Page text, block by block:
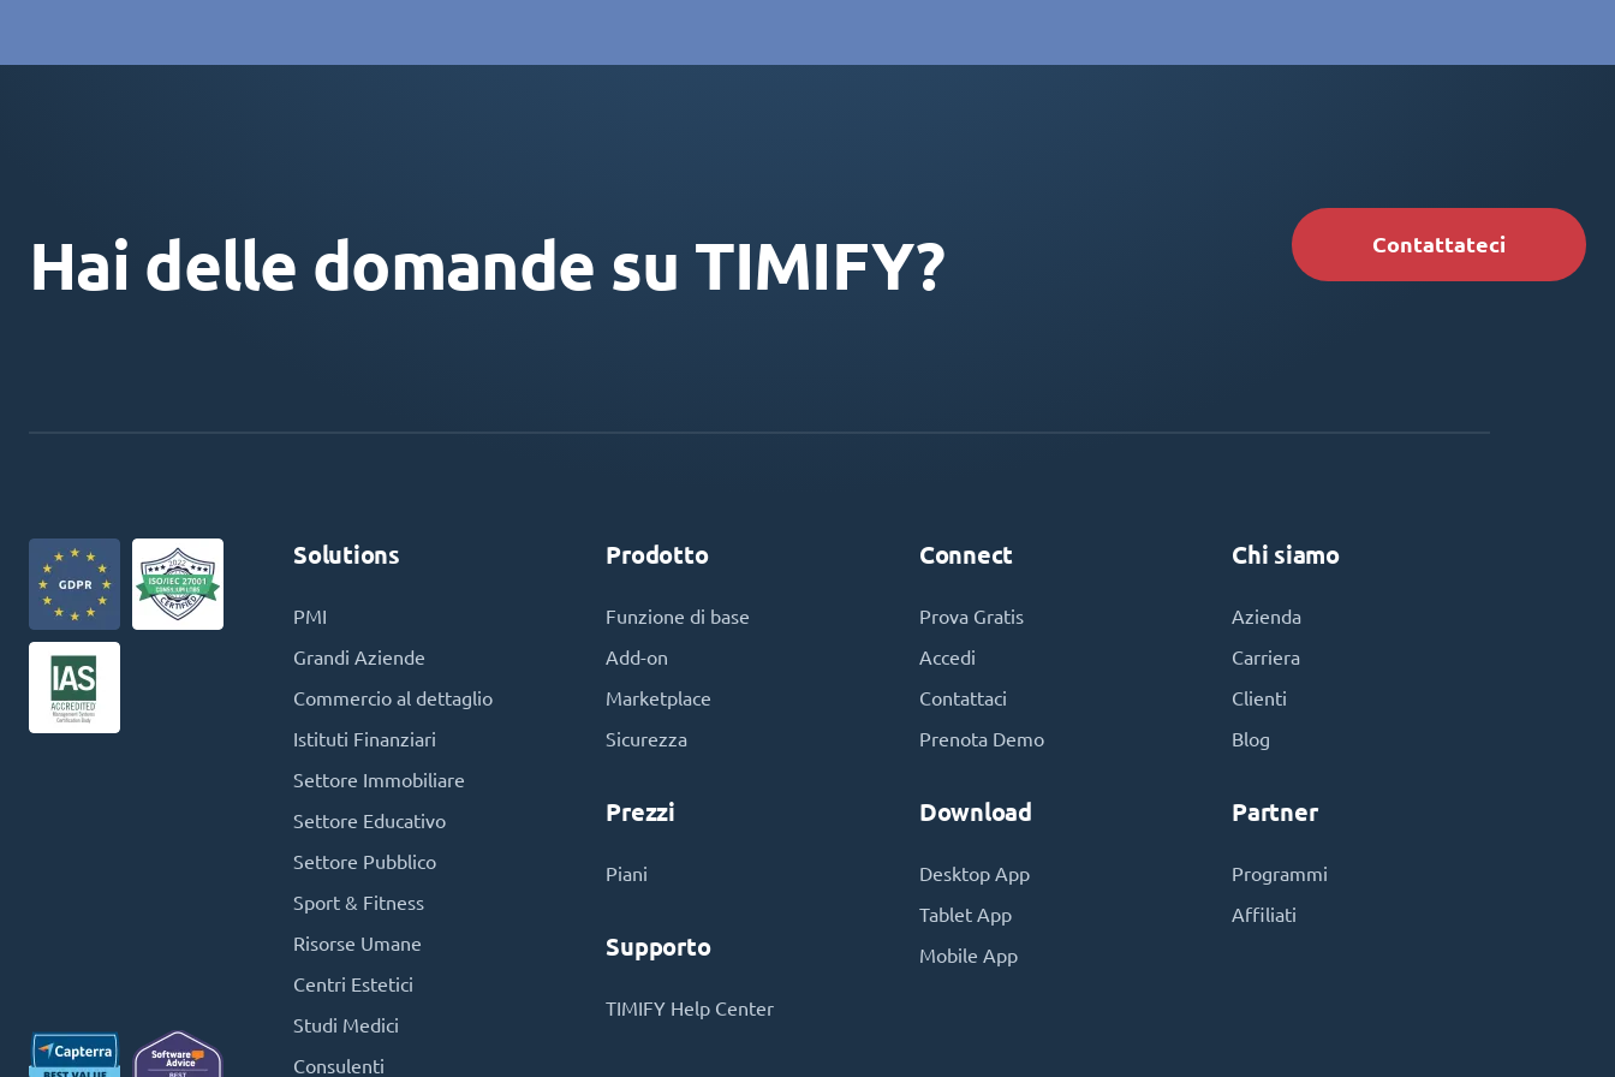
Hai delle domande su TIMIFY? Contattateci
Solutions
PMI
Grandi Aziende
Commercio al dettaglio
Istituti Finanziari
Settore Immobiliare
Settore Educativo
Settore Pubblico
Sport & Fitness
Risorse Umane
Centri Estetici
Studi Medici
Consulenti
Prodotto
Funzione di base
Add-on
Marketplace
Sicurezza
Prezzi
Piani
Supporto
TIMIFY Help Center
Connect
Prova Gratis
Accedi
Contattaci
Prenota Demo
Download
Desktop App
Tablet App
Mobile App
Chi siamo
Azienda
Carriera
Clienti
Blog
Partner
Programmi
Affiliati